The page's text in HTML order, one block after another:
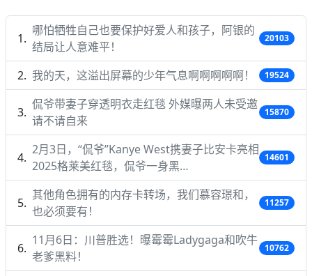
哪怕牺牲自己也要保护好爱人和孩子，阿银的
结局让人意难平！
20103
我的天，这溢出屏幕的少年气息啊啊啊啊啊！ 19524
侃爷带妻子穿透明衣走红毯 外媒曝两人未受邀
请不请自来
15870
2月3日，“侃爷”Kanye West携妻子比安卡亮相
2025格莱美红毯，侃爷一身黑…
14601
其他角色拥有的内存卡转场，我们慕容璟和，
也必须要有！
11257
11月6日：川普胜选！曝霉霉Ladygaga和吹牛
老爹黑料！
10762